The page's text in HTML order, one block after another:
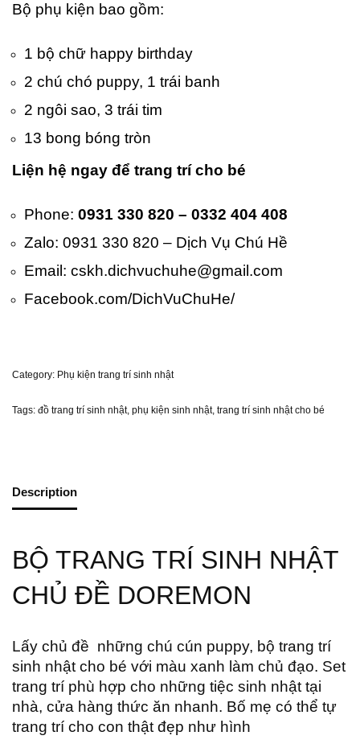
Bộ phụ kiện bao gồm:
1 bộ chữ happy birthday
2 chú chó puppy, 1 trái banh
2 ngôi sao, 3 trái tim
13 bong bóng tròn
Liện hệ ngay để trang trí cho bé
Phone: 0931 330 820 – 0332 404 408
Zalo: 0931 330 820 – Dịch Vụ Chú Hề
Email: cskh.dichvuchuhe@gmail.com
Facebook.com/DichVuChuHe/
Category: Phụ kiện trang trí sinh nhật
Tags: đồ trang trí sinh nhật, phụ kiện sinh nhật, trang trí sinh nhật cho bé
Description
BỘ TRANG TRÍ SINH NHẬT
CHỦ ĐỀ DOREMON
Lấy chủ đề những chú cún puppy, bộ trang trí
sinh nhật cho bé với màu xanh làm chủ đạo. Set
trang trí phù hợp cho những tiệc sinh nhật tại
nhà, cửa hàng thức ăn nhanh. Bố mẹ có thể tự
trang trí cho con thật đẹp như hình